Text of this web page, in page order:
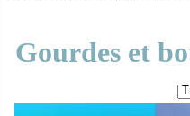
Gourdes et